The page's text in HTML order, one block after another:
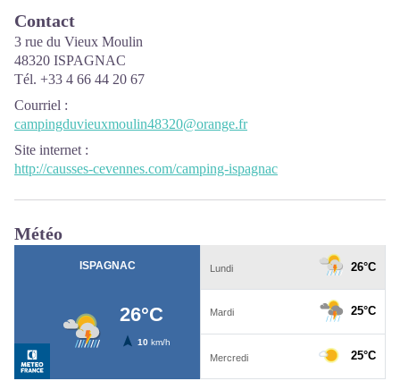
Contact
3 rue du Vieux Moulin
48320 ISPAGNAC
Tél. +33 4 66 44 20 67
Courriel :
campingduvieuxmoulin48320@orange.fr
Site internet :
http://causses-cevennes.com/camping-ispagnac
Météo